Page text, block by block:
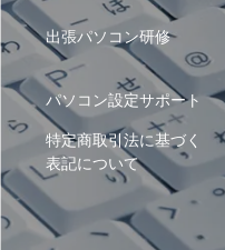
出張パソコン研修
パソコン設定サポート
特定商取引法に基づく
表記について